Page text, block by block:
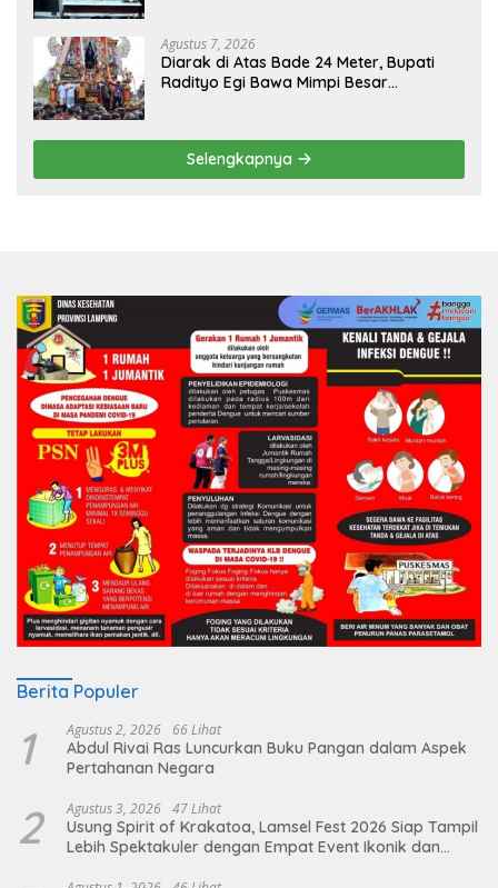
Agustus 7, 2026
Diarak di Atas Bade 24 Meter, Bupati
Radityo Egi Bawa Mimpi Besar
Selengkapnya
Berita Populer
1 Agustus 2, 2026 66 Lihat
Abdul Rivai Ras Luncurkan Buku Pangan dalam Aspek
Pertahanan Negara
2 Agustus 3, 2026 47 Lihat
Usung Spirit of Krakatoa, Lamsel Fest 2026 Siap Tampil
Lebih Spektakuler dengan Empat Event Ikonik dan